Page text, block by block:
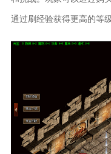
通过刷经验获得更高的等级